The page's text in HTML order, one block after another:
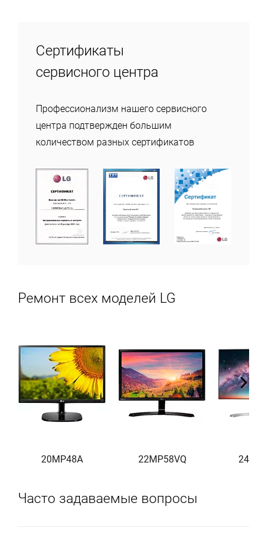
Сертификаты
сервисного центра
Профессионализм нашего сервисного
центра подтвержден большим
количеством разных сертификатов
Ремонт всех моделей LG
20MP48A 22MP58VQ
Часто задаваемые вопросы